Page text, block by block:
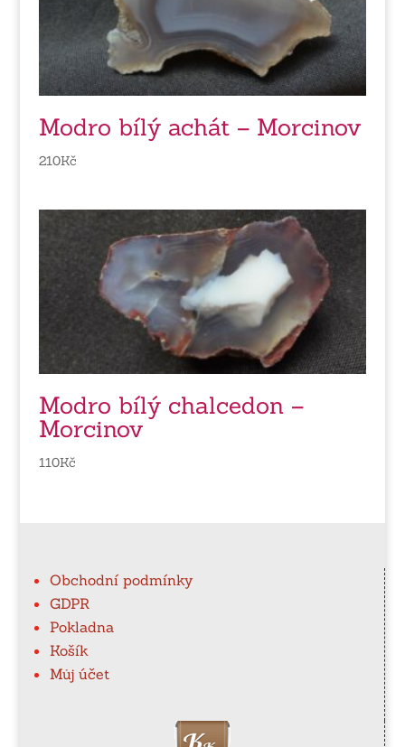
Modro bílý achát – Morcinov
210Kč
Modro bílý chalcedon –
Morcinov
110Kč
Obchodní podmínky
GDPR
Pokladna
Košík
Můj účet